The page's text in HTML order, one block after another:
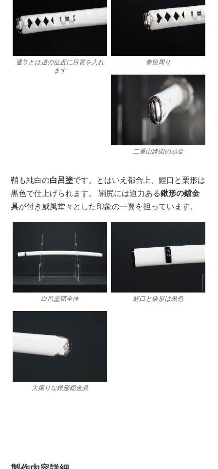
通常とは逆の位置に目貫を入れ
ます
巻留周り
二重山路図の頭金
鞘も純白の白呂塗です。とはいえ都合上、鯉口と栗形は
黒色で仕上げられます。 鞘尻には迫力ある鍬形の鐺金
具が付き威風堂々とした印象の一翼を担っています。
白呂塗鞘全体 鯉口と栗形は黒色
大振りな鍬形鐺金具